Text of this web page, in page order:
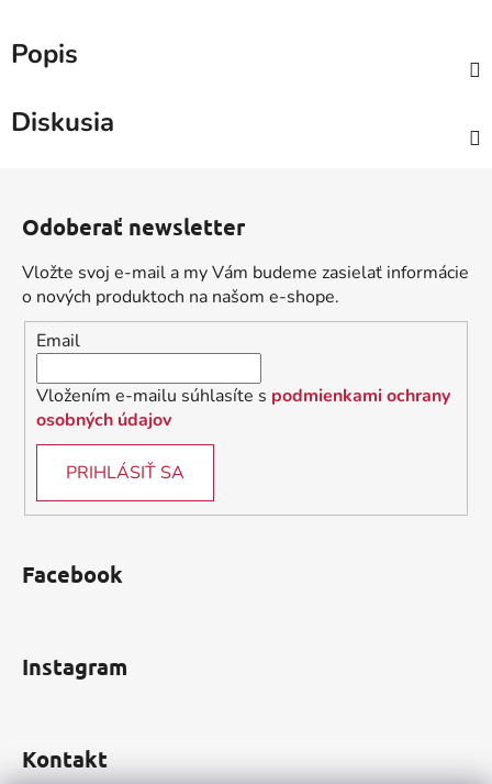
Popis
Diskusia
Odoberať newsletter
Vložte svoj e-mail a my Vám budeme zasielať informácie
o nových produktoch na našom e-shope.
Email
Vložením e-mailu súhlasíte s podmienkami ochrany
osobných údajov
PRIHLÁSIŤ SA
Facebook
Instagram
Kontakt